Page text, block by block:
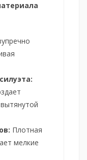
Плотная
мелкие